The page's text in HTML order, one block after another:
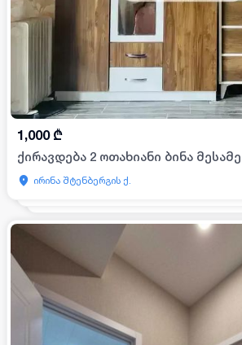
1,000 ₾
ქირავდება 2 ოთახიანი ბინა
ირინა შტენბერგის ქ.